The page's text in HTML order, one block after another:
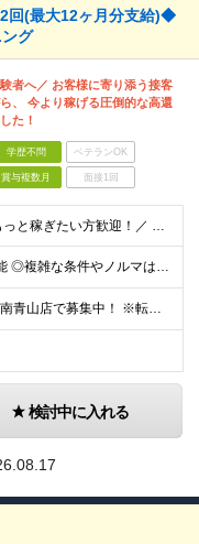
回(最大12ヶ月分支給)◆
グ
者へ／ お客様に寄り添う接客
、 今より稼げる圧倒的な高還
た！
学歴不問 ベテランOK
賞与複数月 面接1回
＼査定経験があり、もっと稼ぎたい方歓迎！／ ■買取業界でのバイヤー経験（年数不問） ※学歴不問 【こんな方にオススメ】 ◎ガツガツした営業よりも、お客様に寄り添う接客を大切にしたい方 ◎オープニング
◎年収1000万円も可能 ◎複雑な条件やノルマは一切なし！ 頑張った分だけシンプルに還元される給与体系です。 経験者の方には「前職給与保証」をお約束します！ ■月給50万円～80万円（役職手当を含む
★2026年6月OPENの南青山店で募集中！ ※転居を伴う転勤なし 【ブランドマルシャン 南青山店】 東京都港区南青山5丁目14-4 1階 ※(変更の範囲)上記を除く当社関連勤務地
検討中に入れる